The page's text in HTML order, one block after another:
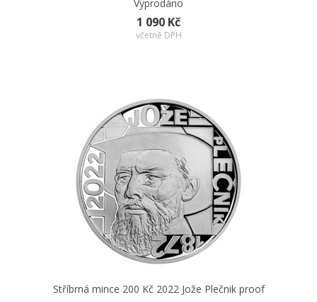
Všechny české mince – pamětní i oběžné – vznikají v
mincovně v Jablonci nad Nisou.
Vyprodáno
1 090 Kč
včetně DPH
Stříbrná mince 200 Kč 2022 Jože Plečnik proof